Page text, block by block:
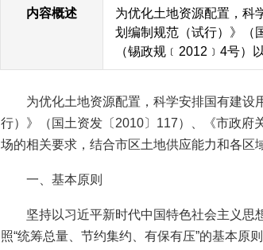
内容概述
为优化土地资源配置，科
划编制规范（试行）》（
（锡政规﹝2012﹞4号）
为优化土地资源配置，科学安排国有建设
行）》（国土资发〔2010〕117）、《市政府
场的相关要求，结合市区土地供应能力和各区
一、基本原则
坚持以习近平新时代中国特色社会主义思
照“统筹总量、节约集约、有保有压”的基本原